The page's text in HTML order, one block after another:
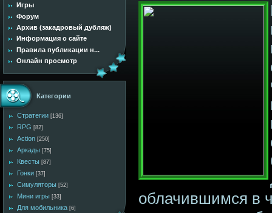
Игры
Форум
Архив (закадровый дубляж)
Информация о сайте
Правила публикации н...
Онлайн просмотр
Категории
Стратегии [136]
RPG [82]
Action [250]
Аркады [75]
Квесты [87]
Гонки [37]
Симуляторы [52]
Мини игры [33]
Для мобильника [6]
облачившимся в